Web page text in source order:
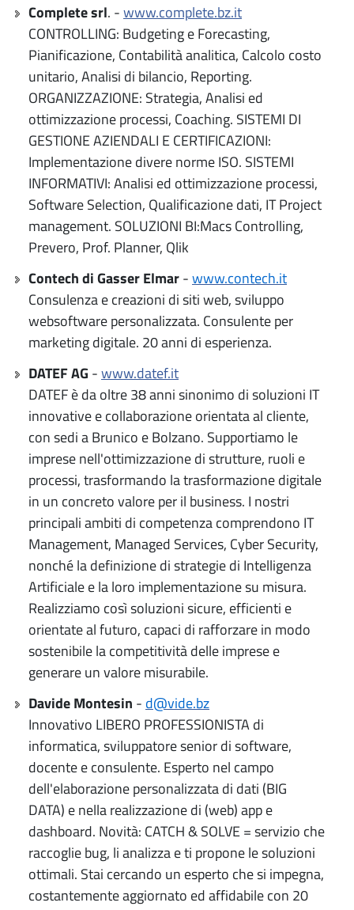
Complete srl. -www.complete.bz.it
CONTROLLING: Budgeting e Forecasting,
Pianificazione, Contabilità analitica, Calcolo costo
unitario, Analisi di bilancio, Reporting.
ORGANIZZAZIONE: Strategia, Analisi ed
ottimizzazione processi, Coaching. SISTEMI DI
GESTIONE AZIENDALI E CERTIFICAZIONI:
Implementazione divere norme ISO. SISTEMI
INFORMATIVI: Analisi ed ottimizzazione processi,
Software Selection, Qualificazione dati, IT Project
management. SOLUZIONI BI:Macs Controlling,
Prevero, Prof. Planner, Qlik
Contech di Gasser Elmar-www.contech.it
Consulenza e creazioni di siti web, sviluppo
websoftware personalizzata. Consulente per
marketing digitale. 20 anni di esperienza.
DATEF AG -www.datef.it
DATEF è da oltre 38 anni sinonimo di soluzioni IT
innovative e collaborazione orientata al cliente,
con sedi a Brunico e Bolzano. Supportiamo le
imprese nell'ottimizzazione di strutture, ruoli e
processi, trasformando la trasformazione digitale
in un concreto valore per il business. I nostri
principali ambiti di competenza comprendono IT
Management, Managed Services, Cyber Security,
nonché la definizione di strategie di Intelligenza
Artificiale e la loro implementazione su misura.
Realizziamo così soluzioni sicure, efficienti e
orientate al futuro, capaci di rafforzare in modo
sostenibile la competitività delle imprese e
generare un valore misurabile.
Davide Montesin - d@vide.bz
Innovativo LIBERO PROFESSIONISTA di
informatica, sviluppatore senior di software,
docente e consulente. Esperto nel campo
dell'elaborazione personalizzata di dati (BIG
DATA) e nella realizzazione di (web) app e
dashboard. Novità: CATCH & SOLVE = servizio che
raccoglie bug, li analizza e ti propone le soluzioni
ottimali. Stai cercando un esperto che si impegna,
costantemente aggiornato ed affidabile con 20